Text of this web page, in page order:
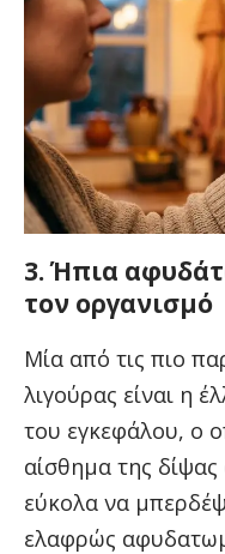
3. Ήπια
τον οργανισμό
Μία από τις πιο
λιγούρας είναι η
του εγκεφάλου, ο
αίσθημα της δίψας
εύκολα να
ελαφρώς